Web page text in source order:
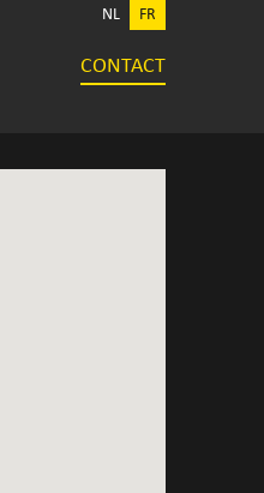
NL FR
CONTACT